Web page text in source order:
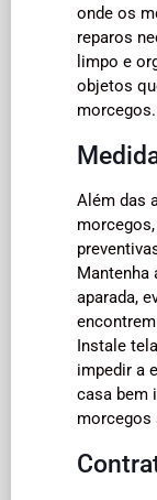
onde os
reparos
limpo e
objetos
morcegos.
Além das
Mantenha
aparada,
Instale
impedir a
casa bem
morcegos